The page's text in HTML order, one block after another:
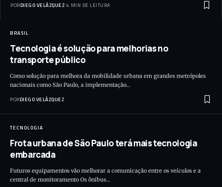
PORDIEGO VELÁZQUEZ 4 MIN DE LEITURA
BRASIL
Tecnologia é solução para melhorias no
transporte público
Como solução para melhora da mobilidade urbana em grandes metrópoles
nacionais como São Paulo, a implementação…
PORDIEGO VELÁZQUEZ
TECNOLOGIA
Frota urbana de São Paulo terá mais tecnologia
embarcada
Futuros equipamentos vão melhorar a comunicação entre os veículos e a
central de monitoramento Os ônibus…